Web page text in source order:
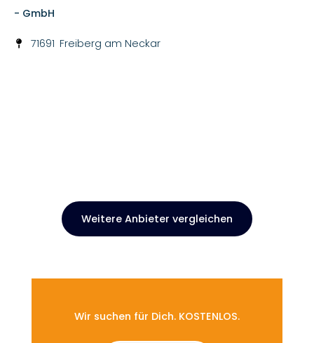
- GmbH
71691 Freiberg am Neckar
Weitere Anbieter vergleichen
Wir suchen für Dich. KOSTENLOS.